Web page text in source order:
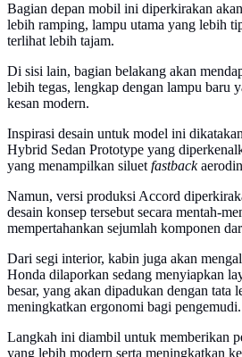
Bagian depan mobil ini diperkirakan
lebih ramping, lampu utama yang lebih
terlihat lebih tajam.
Di sisi lain, bagian belakang akan
lebih tegas, lengkap dengan lampu baru
kesan modern.
Inspirasi desain untuk model ini
Hybrid Sedan Prototype yang
yang menampilkan siluetfastback
Namun, versi produksi Accord
desain konsep tersebut secara mentah-
mempertahankan sejumlah komponen
Dari segi interior, kabin juga akan
Honda dilaporkan sedang menyiapkan
besar, yang akan dipadukan dengan tata
meningkatkan ergonomi bagi pengemudi.
Langkah ini diambil untuk memberikan
yang lebih modern serta meningkatkan